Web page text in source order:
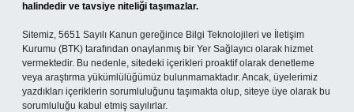
halindedir ve tavsiye niteliği taşımazlar.
Sitemiz, 5651 Sayılı Kanun gereğince Bilgi Teknolojileri ve İletişim
Kurumu (BTK) tarafından onaylanmış bir Yer Sağlayıcı olarak hizmet
vermektedir. Bu nedenle, sitedeki içerikleri proaktif olarak denetleme
veya araştırma yükümlülüğümüz bulunmamaktadır. Ancak, üyelerimiz
yazdıkları içeriklerin sorumluluğunu taşımakta olup, siteye üye olarak bu
sorumluluğu kabul etmiş sayılırlar.